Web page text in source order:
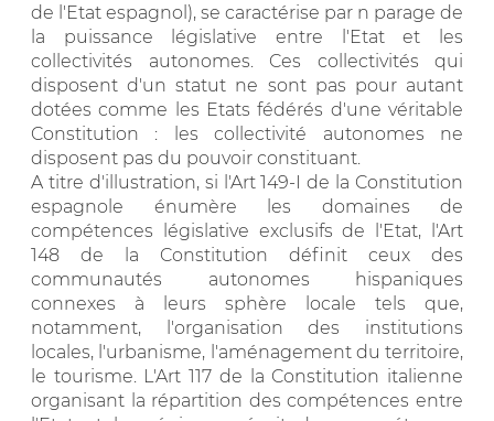
de l'Etat espagnol), se caractérise par n parage de
la puissance législative entre l'Etat et les
collectivités autonomes. Ces collectivités qui
disposent d'un statut ne sont pas pour autant
dotées comme les Etats fédérés d'une véritable
Constitution : les collectivité autonomes ne
disposent pas du pouvoir constituant.
A titre d'illustration, si l'Art 149-I de la Constitution
espagnole énumère les domaines de
compétences législative exclusifs de l'Etat, l'Art
148 de la Constitution définit ceux des
communautés autonomes hispaniques
connexes à leurs sphère locale tels que,
notamment, l'organisation des institutions
locales, l'urbanisme, l'aménagement du territoire,
le tourisme. L'Art 117 de la Constitution italienne
organisant la répartition des compétences entre